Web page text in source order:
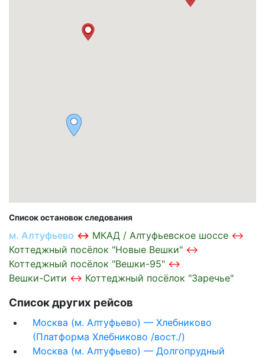
Список остановок следования
м. Алтуфьево
МКАД / Алтуфьевское шоссе
Коттеджный посёлок "Новые Вешки"
Коттеджный посёлок "Вешки-95"
Вешки-Сити
Коттеджный посёлок "Заречье"
Список других рейсов
Москва (м. Алтуфьево) — Хлебниково
(Платформа Хлебниково /вост./)
Москва (м. Алтуфьево) — Долгопрудный